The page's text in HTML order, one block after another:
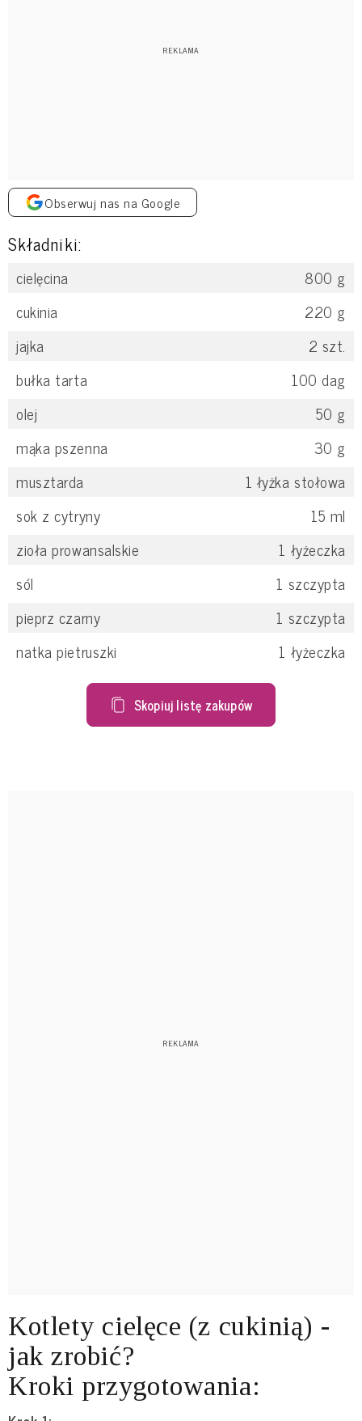
Obserwuj nas na Google
Składniki:
cielęcina 800 g
cukinia
220 g
jajka
2 szt.
bułka tarta
100 dag
olej
50 g
mąka pszenna
30 g
musztarda
1 łyżka stołowa
sok z cytryny
15 ml
zioła prowansalskie
1 łyżeczka
sól
1 szczypta
pieprz czarny
1 szczypta
natka pietruszki
1 łyżeczka
Skopiuj listę zakupów
Kotlety cielęce (z cukinią) -
jak zrobić?
Kroki przygotowania: